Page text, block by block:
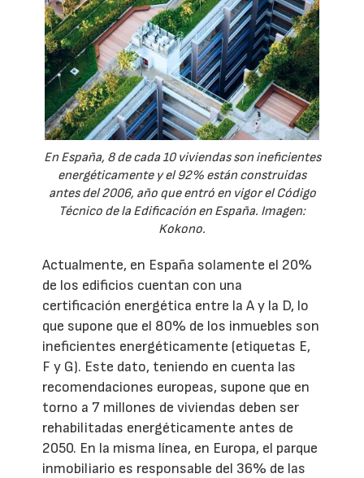
En España, 8 de cada 10 viviendas son ineficientes
energéticamente y el 92% están construidas
antes del 2006, año que entró en vigor el Código
Técnico de la Edificación en España. Imagen:
Kokono.
Actualmente, en España solamente el 20%
de los edificios cuentan con una
certificación energética entre la A y la D, lo
que supone que el 80% de los inmuebles son
ineficientes energéticamente (etiquetas E,
F y G). Este dato, teniendo en cuenta las
recomendaciones europeas, supone que en
torno a 7 millones de viviendas deben ser
rehabilitadas energéticamente antes de
2050. En la misma línea, en Europa, el parque
inmobiliario es responsable del 36% de las